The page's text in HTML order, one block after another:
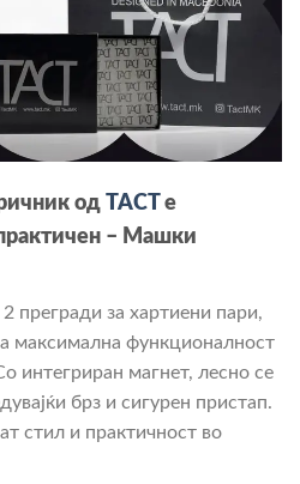
од TACTe
– Машки
прегради за хартиени пари,
максимална функционалност
интегриран магнет, лесно се
брз и сигурен пристап.
стил и практичност во